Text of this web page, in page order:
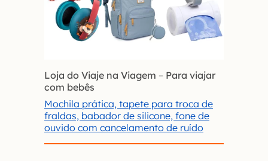
Loja do Viaje na Viagem – Para viajar
com bebês
Mochila prática, tapete para troca de
fraldas, babador de silicone, fone de
ouvido com cancelamento de ruído